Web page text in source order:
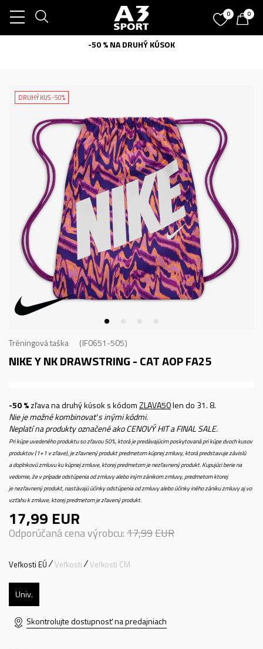
0 0
-50 % NA DRUHÝ KÚSOK
DRUHÝ KUS -50%
Tréningová taška IF0651-505
NIKE Y NK DRAWSTRING - CAT AOP FA25
-50 %zľava na druhý kúsok s kódomZLAVA50len do 31. 8.
Nie je možné kombinovať s inými kódmi.
Neplatí na produkty označené ako CENOVÝ HIT a FINAL SALE.
Pri kúpe uvedeného produktu so zľavou 50%, ktorá je predávajúcim poskytovaná pri kúpe dvoch kusov
produktov (1+1 v zľave), je zľavnený produkt predmetom kúpnej zmluvy, ktorá predstavuje závislú
a doplnkovú zmluvu ku kúpnej zmluve, ktorej predmetom je nezľavnený produkt. Kupujúci berie na
vedomie, že v prípade odstúpenia od zmluvy alebo iným zánikom zmluvy, predmetom ktorej
je nezľavnený produkt, nastávajú účinky odstúpenia od zmluvy alebo účinky iného zániku zmluvy aj vo
vzťahu k zmluve, ktorej predmetom je zľavený produkt.
17,99 EUR
Odporúčaná cena výrobcu:17,99EUR
Veľkosti EÚ Veľkosti Veľkosti CM
Univ.
Skontrolujte dostupnosť na predajniach